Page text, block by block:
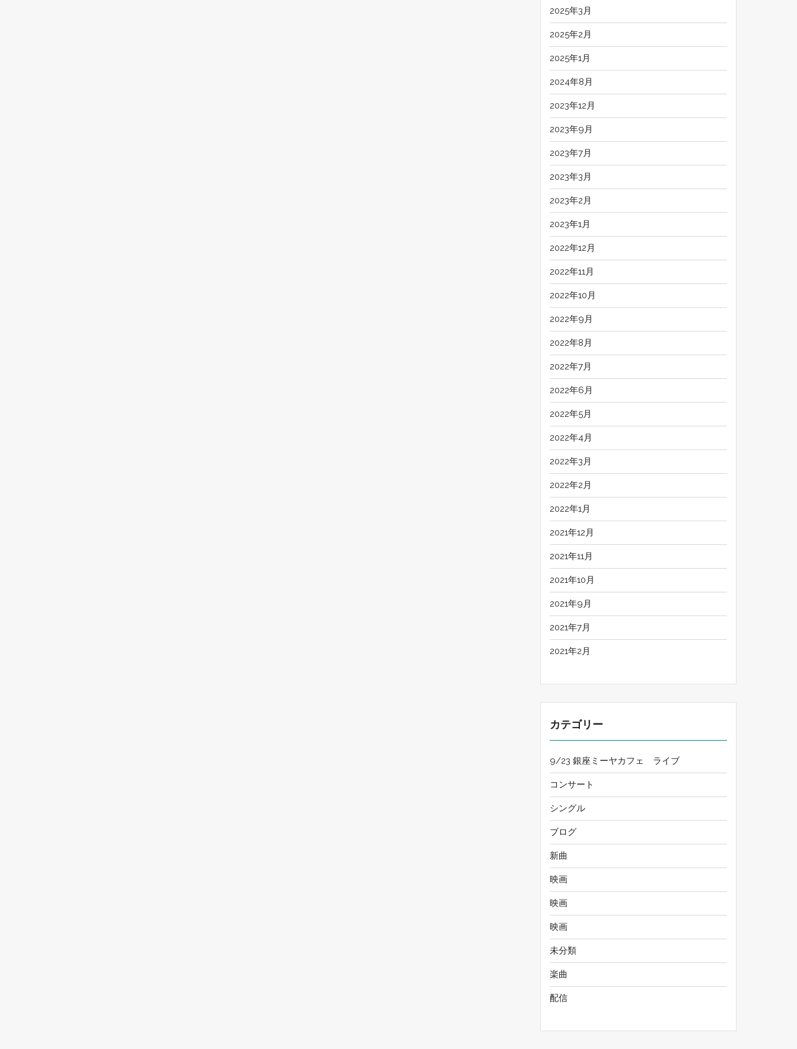
2025年3月
2025年2月
2025年1月
2024年8月
2023年12月
2023年9月
2023年7月
2023年3月
2023年2月
2023年1月
2022年12月
2022年11月
2022年10月
2022年9月
2022年8月
2022年7月
2022年6月
2022年5月
2022年4月
2022年3月
2022年2月
2022年1月
2021年12月
2021年11月
2021年10月
2021年9月
2021年7月
2021年2月
カテゴリー
9/23 銀座ミーヤカフェ ライブ
コンサート
シングル
ブログ
新曲
映画
映画
映画
未分類
楽曲
配信